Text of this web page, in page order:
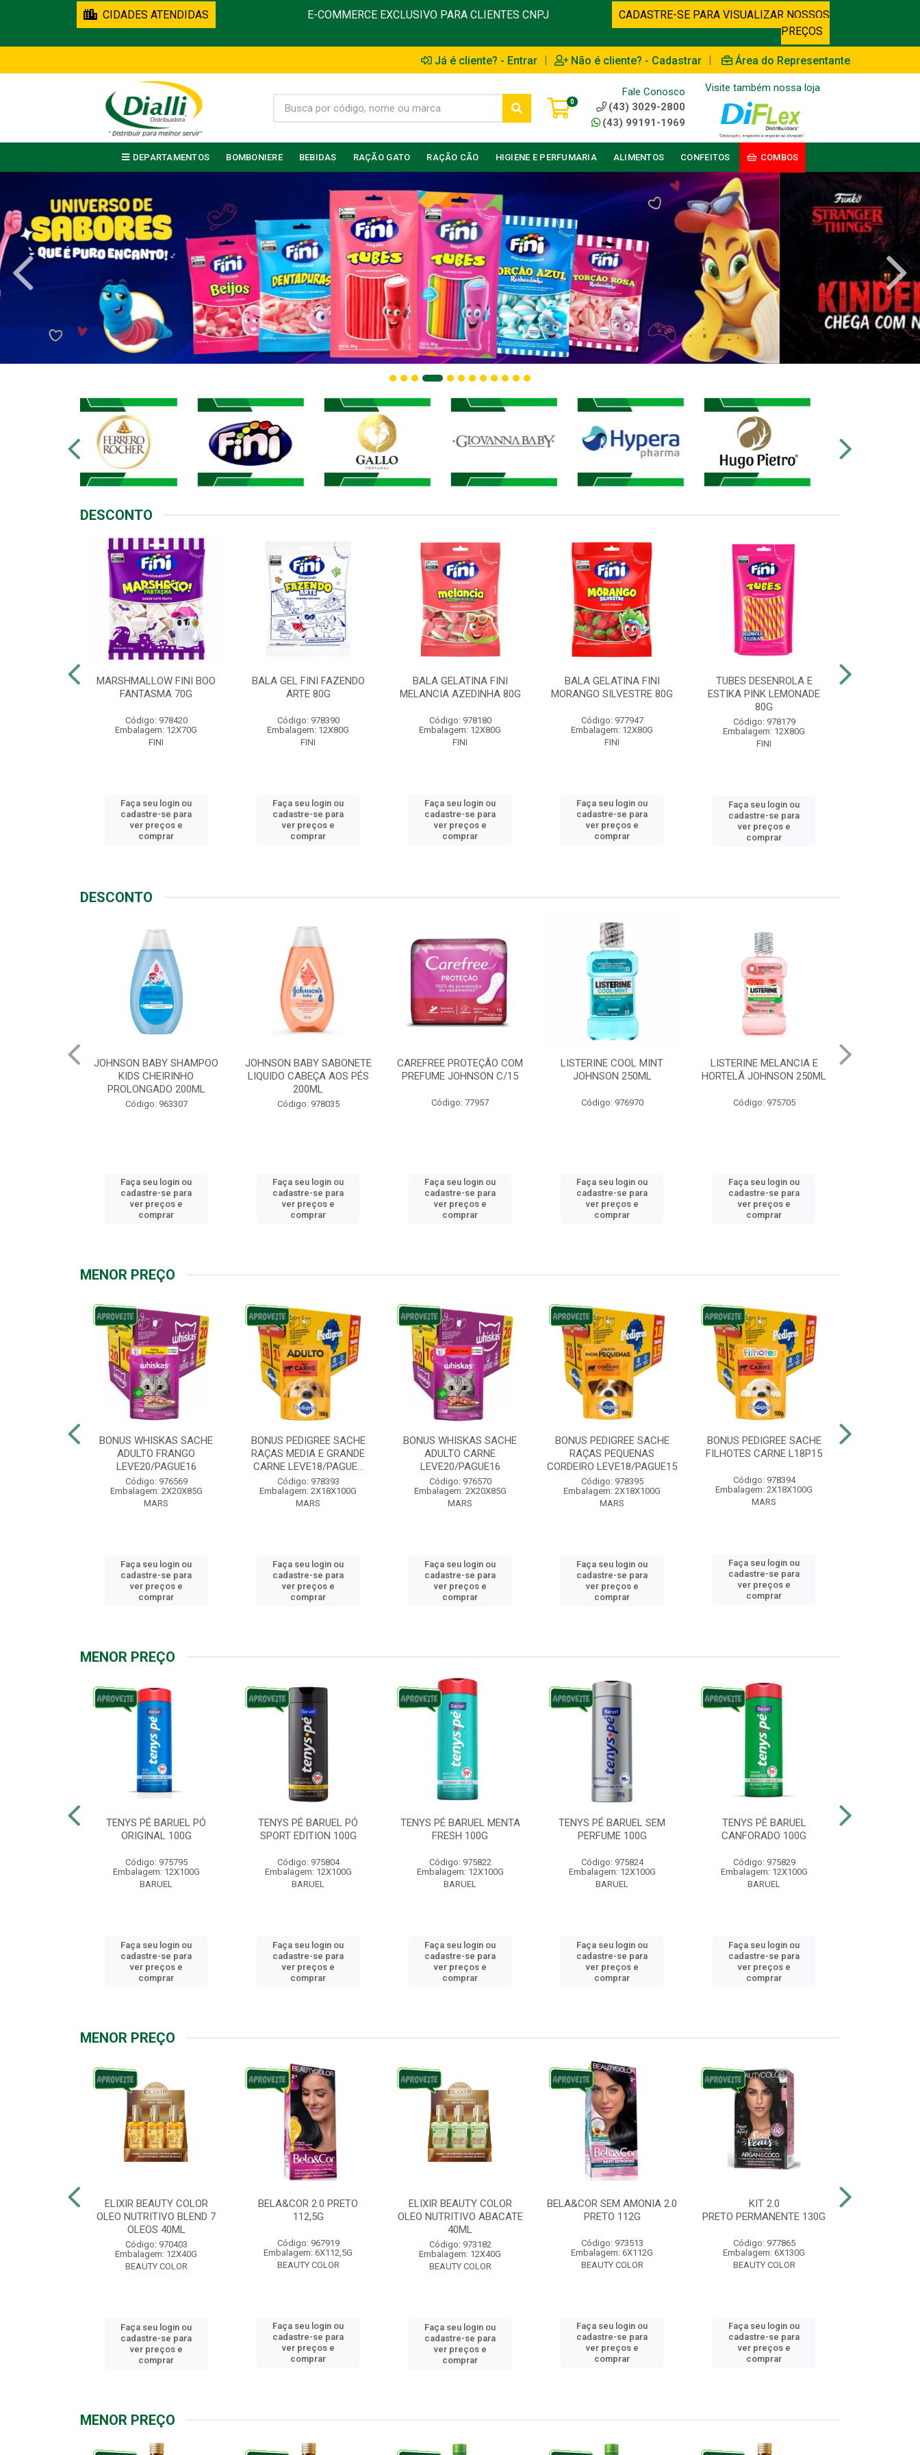
CIDADES ATENDIDAS E-COMMERCE EXCLUSIVO PARA CLIENTES CNPJ
CADASTRE-SE PARA VISUALIZAR NOSSOS
PREÇOS
Já é cliente? - Entrar | Não é cliente? - Cadastrar | Área do Representante
0
Fale Conosco
(43) 3029-2800
(43) 99191-1969
Visite também nossa loja
DEPARTAMENTOS BOMBONIERE BEBIDAS RAÇÃO GATO RAÇÃO CÃO HIGIENE E PERFUMARIA ALIMENTOS CONFEITOS COMBOS
DESCONTO
MARSHMALLOW FINI BOO
FANTASMA 70G
Código: 978420
Embalagem: 12X70G
FINI
Faça seu login ou
cadastre-se para
ver preços e
comprar
BALA GEL FINI FAZENDO
ARTE 80G
Código: 978390
Embalagem: 12X80G
FINI
Faça seu login ou
cadastre-se para
ver preços e
comprar
BALA GELATINA FINI
MELANCIA AZEDINHA 80G
Código: 978180
Embalagem: 12X80G
FINI
Faça seu login ou
cadastre-se para
ver preços e
comprar
BALA GELATINA FINI
MORANGO SILVESTRE 80G
Código: 977947
Embalagem: 12X80G
FINI
Faça seu login ou
cadastre-se para
ver preços e
comprar
TUBES DESENROLA E
ESTIKA PINK LEMONADE
80G
Código: 978179
Embalagem: 12X80G
FINI
Faça seu login ou
cadastre-se para
ver preços e
comprar
DESCONTO
JOHNSON BABY SHAMPOO
KIDS CHEIRINHO
PROLONGADO 200ML
Código: 963307
Faça seu login ou
cadastre-se para
ver preços e
comprar
JOHNSON BABY SABONETE
LIQUIDO CABEÇA AOS PÉS
200ML
Código: 978035
Faça seu login ou
cadastre-se para
ver preços e
comprar
CAREFREE PROTEÇÃO COM
PREFUME JOHNSON C/15
Código: 77957
Faça seu login ou
cadastre-se para
ver preços e
comprar
LISTERINE COOL MINT
JOHNSON 250ML
Código: 976970
Faça seu login ou
cadastre-se para
ver preços e
comprar
LISTERINE MELANCIA E
HORTELÃ JOHNSON 250ML
Código: 975705
Faça seu login ou
cadastre-se para
ver preços e
comprar
MENOR PREÇO
BONUS WHISKAS SACHE
ADULTO FRANGO
LEVE20/PAGUE16
Código: 976569
Embalagem: 2X20X85G
MARS
Faça seu login ou
cadastre-se para
ver preços e
comprar
BONUS PEDIGREE SACHE
RAÇAS MEDIA E GRANDE
CARNE LEVE18/PAGUE...
Código: 978393
Embalagem: 2X18X100G
MARS
Faça seu login ou
cadastre-se para
ver preços e
comprar
BONUS WHISKAS SACHE
ADULTO CARNE
LEVE20/PAGUE16
Código: 976570
Embalagem: 2X20X85G
MARS
Faça seu login ou
cadastre-se para
ver preços e
comprar
BONUS PEDIGREE SACHE
RAÇAS PEQUENAS
CORDEIRO LEVE18/PAGUE15
Código: 978395
Embalagem: 2X18X100G
MARS
Faça seu login ou
cadastre-se para
ver preços e
comprar
BONUS PEDIGREE SACHE
FILHOTES CARNE L18P15
Código: 978394
Embalagem: 2X18X100G
MARS
Faça seu login ou
cadastre-se para
ver preços e
comprar
MENOR PREÇO
TENYS PÉ BARUEL PÓ
ORIGINAL 100G
Código: 975795
Embalagem: 12X100G
BARUEL
Faça seu login ou
cadastre-se para
ver preços e
comprar
TENYS PÉ BARUEL PÓ
SPORT EDITION 100G
Código: 975804
Embalagem: 12X100G
BARUEL
Faça seu login ou
cadastre-se para
ver preços e
comprar
TENYS PÉ BARUEL MENTA
FRESH 100G
Código: 975822
Embalagem: 12X100G
BARUEL
Faça seu login ou
cadastre-se para
ver preços e
comprar
TENYS PÉ BARUEL SEM
PERFUME 100G
Código: 975824
Embalagem: 12X100G
BARUEL
Faça seu login ou
cadastre-se para
ver preços e
comprar
TENYS PÉ BARUEL
CANFORADO 100G
Código: 975829
Embalagem: 12X100G
BARUEL
Faça seu login ou
cadastre-se para
ver preços e
comprar
MENOR PREÇO
ELIXIR BEAUTY COLOR
OLEO NUTRITIVO BLEND 7
OLEOS 40ML
Código: 970403
Embalagem: 12X40G
BEAUTY COLOR
Faça seu login ou
cadastre-se para
ver preços e
comprar
BELA&COR 2.0 PRETO
112,5G
Código: 967919
Embalagem: 6X112,5G
BEAUTY COLOR
Faça seu login ou
cadastre-se para
ver preços e
comprar
ELIXIR BEAUTY COLOR
OLEO NUTRITIVO ABACATE
40ML
Código: 973182
Embalagem: 12X40G
BEAUTY COLOR
Faça seu login ou
cadastre-se para
ver preços e
comprar
BELA&COR SEM AMONIA 2.0
PRETO 112G
Código: 973513
Embalagem: 6X112G
BEAUTY COLOR
Faça seu login ou
cadastre-se para
ver preços e
comprar
KIT 2.0
PRETO PERMANENTE 130G
Código: 977865
Embalagem: 6X130G
BEAUTY COLOR
Faça seu login ou
cadastre-se para
ver preços e
comprar
MENOR PREÇO